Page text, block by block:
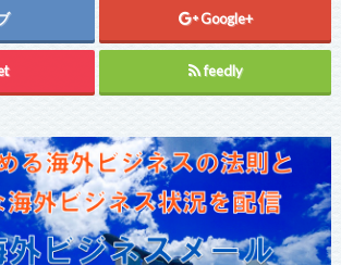
Google+
feedly